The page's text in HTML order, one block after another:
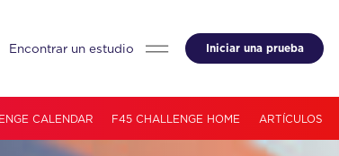
Encontrar un estudio Iniciar una prueba
CALENDAR F45 CHALLENGE HOME ARTÍCULOS